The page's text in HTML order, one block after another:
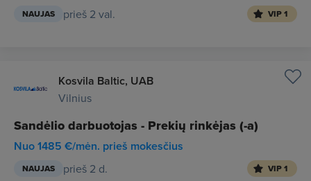
NAUJAS prieš 2 val. VIP 1
Kosvila Baltic, UAB
Vilnius
Sandėlio darbuotojas - Prekių rinkėjas (-a)
Nuo 1485 €/mėn. prieš mokesčius
NAUJAS prieš 2 d. VIP 1